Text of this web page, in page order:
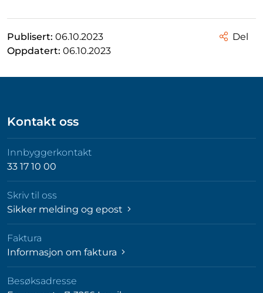
Publisert: 06.10.2023
Oppdatert: 06.10.2023
Del
Kontakt oss
Innbyggerkontakt
33 17 10 00
Skriv til oss
Sikker melding og epost
Faktura
Informasjon om faktura
Besøksadresse